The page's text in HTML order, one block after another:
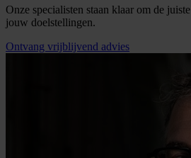
Onze specialisten staan klaar om de
jouw doelstellingen.
Ontvang vrijblijvend advies